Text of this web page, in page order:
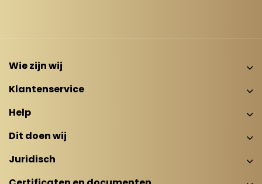
Wie zijn wij
Klantenservice
Help
Dit doen wij
Juridisch